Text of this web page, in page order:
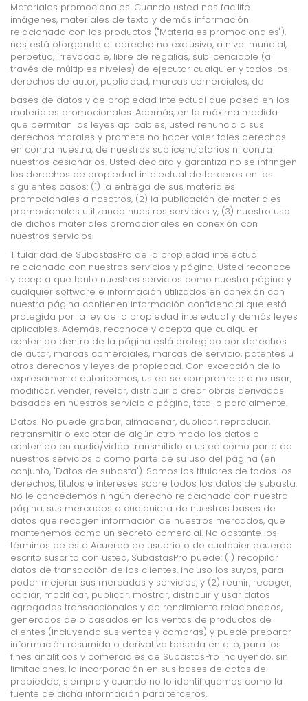
Materiales promocionales. Cuando usted nos facilite
imágenes, materiales de texto y demás información
relacionada con los productos ("Materiales promocionales"),
nos está otorgando el derecho no exclusivo, a nivel mundial,
perpetuo, irrevocable, libre de regalías, sublicenciable (a
través de múltiples niveles) de ejecutar cualquier y todos los
derechos de autor, publicidad, marcas comerciales, de
bases de datos y de propiedad intelectual que posea en los
materiales promocionales. Además, en la máxima medida
que permitan las leyes aplicables, usted renuncia a sus
derechos morales y promete no hacer valer tales derechos
en contra nuestra, de nuestros sub­licenciatarios ni contra
nuestros cesionarios. Usted declara y garantiza no se infringen
los derechos de propiedad intelectual de terceros en los
siguientes casos: (1) la entrega de sus materiales
promocionales a nosotros, (2) la publicación de materiales
promocionales utilizando nuestros servicios y, (3) nuestro uso
de dichos materiales promocionales en conexión con
nuestros servicios.
Titularidad de SubastasPro de la propiedad intelectual
relacionada con nuestros servicios y página. Usted reconoce
y acepta que tanto nuestros servicios como nuestra página y
cualquier software e información utilizados en conexión con
nuestra página contienen información confidencial que está
protegida por la ley de la propiedad intelectual y demás leyes
aplicables. Además, reconoce y acepta que cualquier
contenido dentro de la página está protegido por derechos
de autor, marcas comerciales, marcas de servicio, patentes u
otros derechos y leyes de propiedad. Con excepción de lo
expresamente autoricemos, usted se compromete a no usar,
modificar, vender, revelar, distribuir o crear obras derivadas
basadas en nuestros servicio o página, total o parcialmente.
Datos. No puede grabar, almacenar, duplicar, reproducir,
retransmitir o explotar de algún otro modo los datos o
contenido en audio/vídeo transmitido a usted como parte de
nuestros servicios o como parte de su uso del página (en
conjunto, "Datos de subasta"). Somos los titulares de todos los
derechos, títulos e intereses sobre todos los datos de subasta.
No le concedemos ningún derecho relacionado con nuestra
página, sus mercados o cualquiera de nuestras bases de
datos que recogen información de nuestros mercados, que
mantenemos como un secreto comercial. No obstante los
términos de este Acuerdo de usuario o de cualquier acuerdo
escrito suscrito con usted, SubastasPro puede: (1) recopilar
datos de transacción de los clientes, incluso los suyos, para
poder mejorar sus mercados y servicios, y (2) reunir, recoger,
copiar, modificar, publicar, mostrar, distribuir y usar datos
agregados transaccionales y de rendimiento relacionados,
generados de o basados en las ventas de productos de
clientes (incluyendo sus ventas y compras) y puede preparar
información resumida o derivativa basada en ello, para los
fines analíticos y comerciales de SubastasPro incluyendo, sin
limitaciones, la incorporación en sus bases de datos de
propiedad, siempre y cuando no lo identifiquemos como la
fuente de dicha información para terceros.